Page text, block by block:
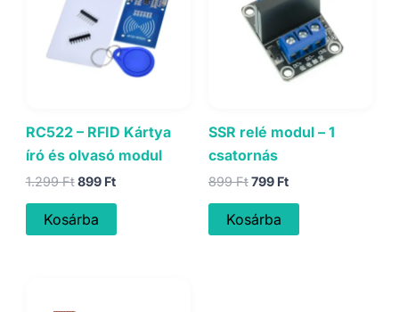
RC522 – RFID Kártya
író és olvasó modul
1.299FtOriginal
was:
1.299 Ft.
899 FtCurrent
Kosárba
SSR relé modul – 1
csatornás
899FtOriginal
was:
899 Ft.
799 FtCurrent
Kosárba